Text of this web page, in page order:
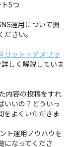
5つ
運用について興
さい。
リット・デメリッ
詳しく解説していま
内容の投稿をすれ
いいの？どういっ
をよくいただきま
ト運用ノウハウを
になってくださ